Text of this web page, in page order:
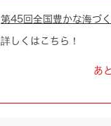
第45回全国豊かな海づ
詳しくはこちら！
あと